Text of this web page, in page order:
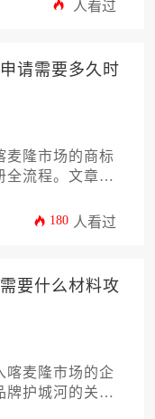
人看过
请需要多久时
麦隆市场的商标
全流程。文章详
，并精准列明申
主提供具备实操
180 人看过
要什么材料攻
喀麦隆市场的企
牌护城河的关键